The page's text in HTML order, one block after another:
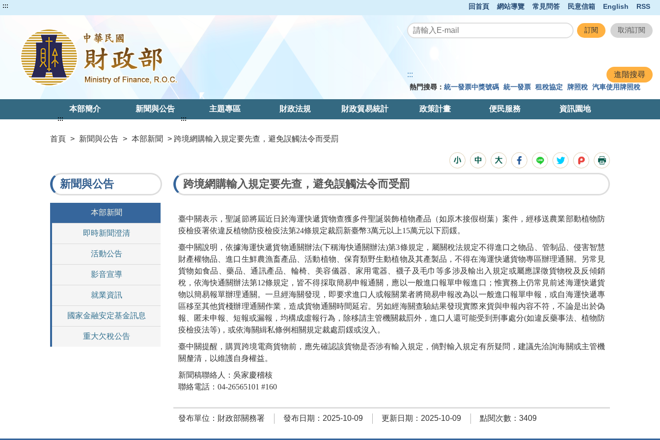
::: 回首頁 網站導覽 常見問答 民意信箱 English RSS
:::
熱門搜尋： 統一發票中獎號碼 統一發票 租稅協定 牌照稅 汽車使用牌照稅
本部簡介 新聞與公告 主題專區 財政法規 財政貿易統計 政策計畫 便民服務 資訊園地
首頁 > 新聞與公告 > 本部新聞 > 跨境網購輸入規定要先查，避免誤觸法令而受罰
:::
新聞與公告
本部新聞
即時新聞澄清
活動公告
影音宣導
就業資訊
國家金融安定基金訊息
重大欠稅公告
:::
跨境網購輸入規定要先查，避免誤觸法令而受罰
臺中關表示，聖誕節將屆近日於海運快遞貨物查獲多件聖誕裝飾植物產品（如原木接假樹葉）案件，經移送農業部動植物防
疫檢疫署依違反植物防疫檢疫法第24條規定裁罰新臺幣3萬元以上15萬元以下罰鍰。
臺中關說明，依據海運快遞貨物通關辦法(下稱海快通關辦法)第3條規定，屬關稅法規定不得進口之物品、管制品、侵害智慧
財產權物品、進口生鮮農漁畜產品、活動植物、保育類野生動植物及其產製品，不得在海運快遞貨物專區辦理通關。另常見
貨物如食品、藥品、通訊產品、輪椅、美容儀器、家用電器、襪子及毛巾等多涉及輸出入規定或屬應課徵貨物稅及反傾銷
稅，依海快通關辦法第12條規定，皆不得採取簡易申報通關，應以一般進口報單申報進口；惟實務上仍常見前述海運快遞貨
物以簡易報單辦理通關。一旦經海關發現，即要求進口人或報關業者將簡易申報改為以一般進口報單申報，或自海運快遞專
區移至其他貨棧辦理通關作業，造成貨物通關時間延宕。另如經海關查驗結果發現實際來貨與申報內容不符，不論是出於偽
報、匿未申報、短報或漏報，均構成虛報行為，除移請主管機關裁罰外，進口人還可能受到刑事處分(如違反藥事法、植物防
疫檢疫法等)，或依海關緝私條例相關規定裁處罰鍰或沒入。
臺中關提醒，購買跨境電商貨物前，應先確認該貨物是否涉有輸入規定，倘對輸入規定有所疑問，建議先洽詢海關或主管機
關釐清，以維護自身權益。
新聞稿聯絡人：吳家慶稽核
聯絡電話：04-26565101 #160
發布單位：財政部關務署 發布日期：2025-10-09 更新日期：2025-10-09 點閱次數：3409